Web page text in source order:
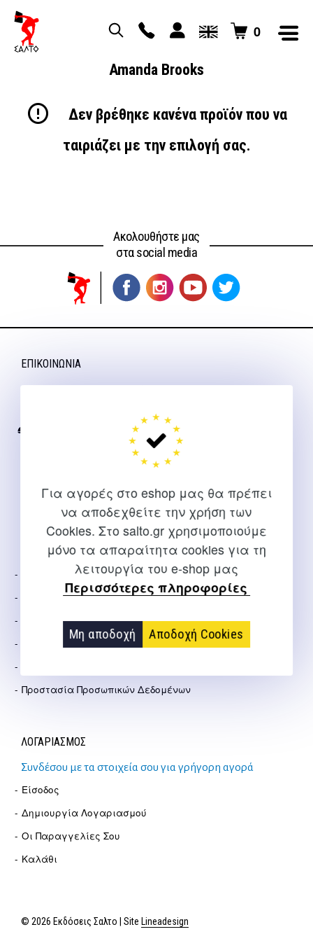
Για αγορές στο eshop μας θα πρέπει
να αποδεχθείτε την χρήση των
Cookies. Στο salto.gr χρησιμοποιούμε
μόνο τα απαραίτητα cookies για τη
λειτουργία του e-shop μας
Περισσότερες πληροφορίες
Μη αποδοχή Αποδοχή Cookies
0
Amanda Brooks
Δεν βρέθηκε κανένα προϊόν που να
ταιριάζει με την επιλογή σας.
Ακολουθήστε μας
στα social media
ΕΠΙΚΟΙΝΩΝΊΑ
Αγγελάκη 21, Θεσσαλονίκη
ΕΤΑΙΡΕΊΑ
Σχετικά Με Εμάς
Τρόποι Αποστολής
Τρόποι Πληρωμής
Πολιτική Επιστροφών
Προστασία Προσωπικών Δεδομένων
ΛΟΓΑΡΙΑΣΜΟΣ
Συνδέσου με τα στοιχεία σου για γρήγορη αγορά
Είσοδος
Δημιουργία Λογαριασμού
Οι Παραγγελίες Σου
Καλάθι
© 2026 Εκδόσεις Σαλτο | Site Lineadesign